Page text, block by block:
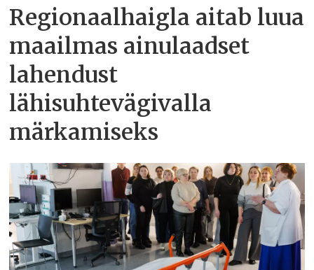
Regionaalhaigla aitab luua
maailmas ainulaadset
lahendust
lähisuhtevägivalla
märkamiseks